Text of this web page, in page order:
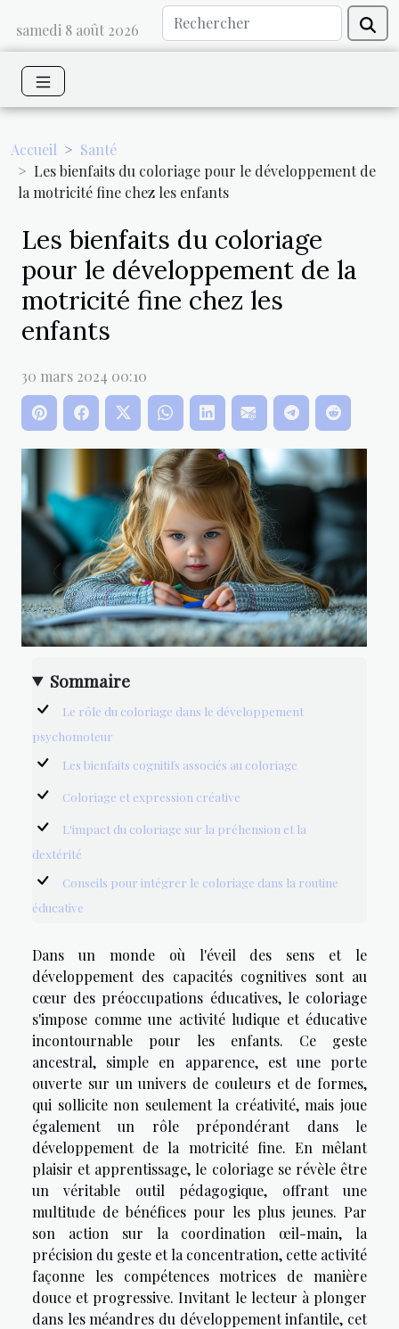
samedi 8 août 2026
Accueil
Santé
Les bienfaits du coloriage pour le développement de
la motricité fine chez les enfants
Les bienfaits du coloriage
pour le développement de la
motricité fine chez les
enfants
30 mars 2024 00:10
Sommaire
Le rôle du coloriage dans le développement
psychomoteur
Les bienfaits cognitifs associés au coloriage
Coloriage et expression créative
L'impact du coloriage sur la préhension et la
dextérité
Conseils pour intégrer le coloriage dans la routine
éducative
Dans un monde où l'éveil des sens et le
développement des capacités cognitives sont au
cœur des préoccupations éducatives, le coloriage
s'impose comme une activité ludique et éducative
incontournable pour les enfants. Ce geste
ancestral, simple en apparence, est une porte
ouverte sur un univers de couleurs et de formes,
qui sollicite non seulement la créativité, mais joue
également un rôle prépondérant dans le
développement de la motricité fine. En mêlant
plaisir et apprentissage, le coloriage se révèle être
un véritable outil pédagogique, offrant une
multitude de bénéfices pour les plus jeunes. Par
son action sur la coordination œil-main, la
précision du geste et la concentration, cette activité
façonne les compétences motrices de manière
douce et progressive. Invitant le lecteur à plonger
dans les méandres du développement infantile, cet